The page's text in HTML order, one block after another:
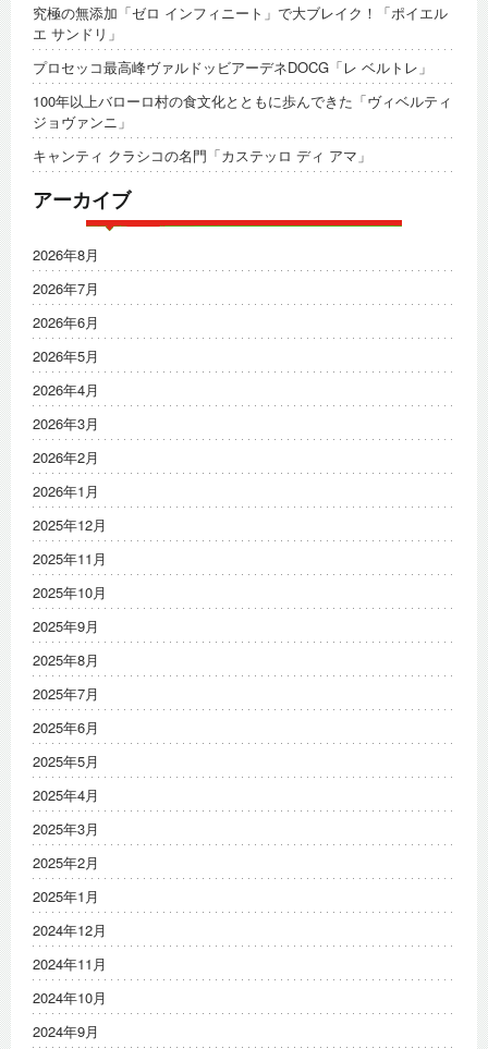
究極の無添加「ゼロ インフィニート」で大ブレイク！「ポイエル
エ サンドリ」
プロセッコ最高峰ヴァルドッビアーデネDOCG「レ ベルトレ」
100年以上バローロ村の食文化とともに歩んできた「ヴィベルティ
ジョヴァンニ」
キャンティ クラシコの名門「カステッロ ディ アマ」
アーカイブ
2026年8月
2026年7月
2026年6月
2026年5月
2026年4月
2026年3月
2026年2月
2026年1月
2025年12月
2025年11月
2025年10月
2025年9月
2025年8月
2025年7月
2025年6月
2025年5月
2025年4月
2025年3月
2025年2月
2025年1月
2024年12月
2024年11月
2024年10月
2024年9月